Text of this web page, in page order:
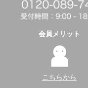
会員メリット
こちらから